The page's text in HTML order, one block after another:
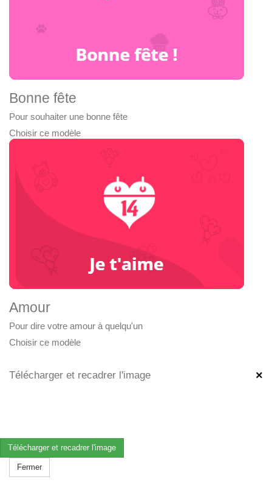
Bonne fête
Pour souhaiter une bonne fête
Choisir ce modèle
Amour
Pour dire votre amour à quelqu'un
Choisir ce modèle
×
Télécharger et recadrer l'image
Télécharger et recadrer l'image
Fermer